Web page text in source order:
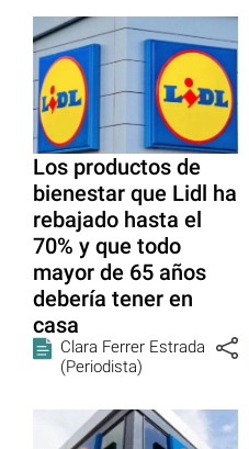
Los productos de
bienestar que Lidl ha
rebajado hasta el
70% y que todo
mayor de 65 años
debería tener en
casa
Clara Ferrer Estrada
(Periodista)